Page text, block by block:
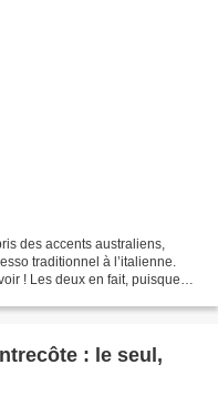
des accents australiens,
traditionnel à l’italienne.
! Les deux en fait, puisque
: le seul,